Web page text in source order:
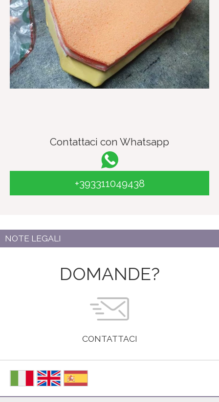
Contattaci con Whatsapp
+393311049438
NOTE LEGALI
DOMANDE?
CONTATTACI